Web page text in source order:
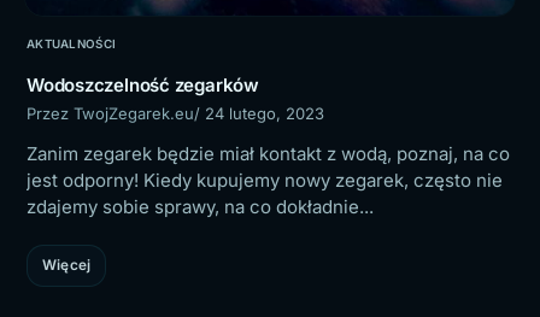
AKTUALNOŚCI
Wodoszczelność zegarków
Przez TwojZegarek.eu/ 24 lutego, 2023
Zanim zegarek będzie miał kontakt z wodą, poznaj, na co
jest odporny! Kiedy kupujemy nowy zegarek, często nie
zdajemy sobie sprawy, na co dokładnie...
Więcej